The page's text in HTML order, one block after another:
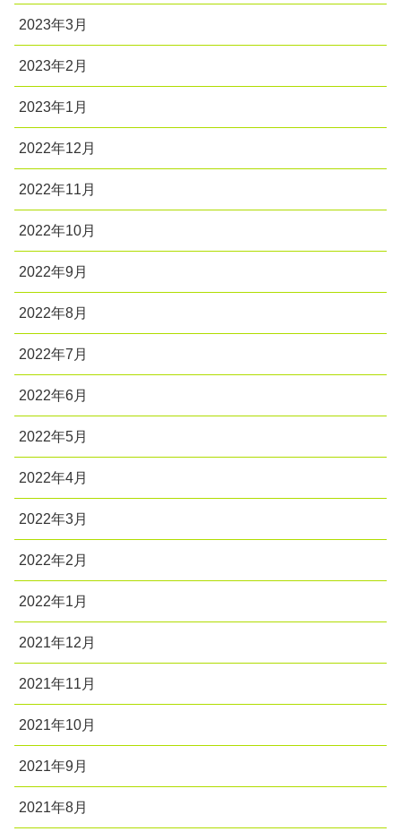
2023年3月
2023年2月
2023年1月
2022年12月
2022年11月
2022年10月
2022年9月
2022年8月
2022年7月
2022年6月
2022年5月
2022年4月
2022年3月
2022年2月
2022年1月
2021年12月
2021年11月
2021年10月
2021年9月
2021年8月